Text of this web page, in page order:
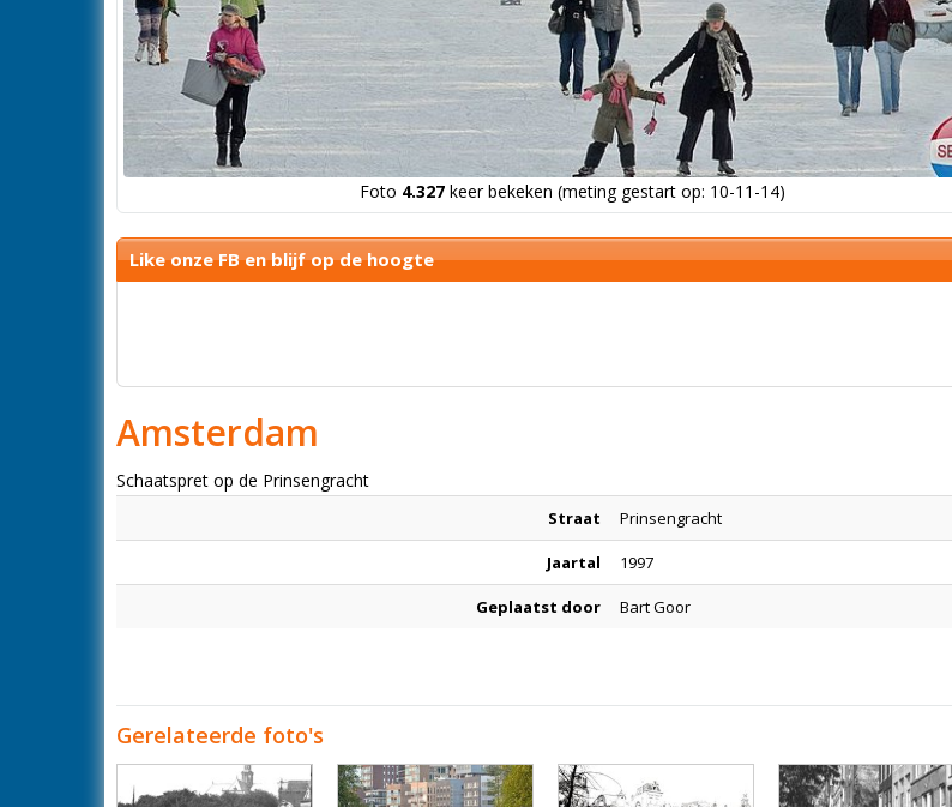
Foto 4.327keer bekeken (meting gestart op: 10-11-14)
Like onze FB en blijf op de hoogte
Amsterdam
Schaatspret op de Prinsengracht
Straat Prinsengracht
Jaartal 1997
Geplaatst door Bart Goor
Gerelateerde foto's